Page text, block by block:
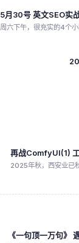
5月30号 英文SEO实
周六下午，很充实的4个
再战ComfyUI(1)
2025年秋，西安业已
《一句顶一万句》